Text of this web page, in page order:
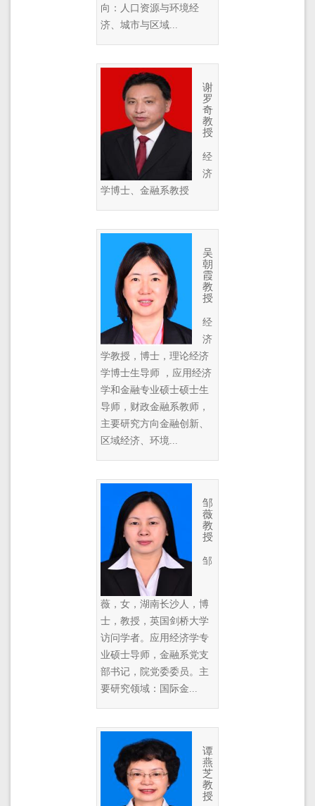
向：人口资源与环境经
济、城市与区域...
谢
罗
奇
教
授
经
济
学博士、金融系教授
吴
朝
霞
教
授
经
济
学教授，博士，理论经济
学博士生导师 ，应用经济
学和金融专业硕士硕士生
导师，财政金融系教师，
主要研究方向金融创新、
区域经济、环境...
邹
薇
教
授
邹
薇，女，湖南长沙人，博
士，教授，英国剑桥大学
访问学者。应用经济学专
业硕士导师，金融系党支
部书记，院党委委员。主
要研究领域：国际金...
谭
燕
芝
教
授